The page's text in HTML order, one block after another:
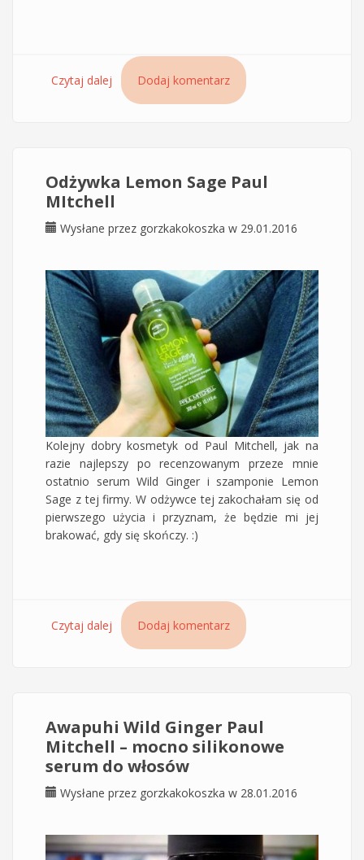
Czytaj dalej wpis Peeling do skóry głowy Paul Mitchell -
maska peelingująca Tea Tree Hair and Scalp
Dodaj komentarz
Odżywka Lemon Sage Paul
MItchell
Wysłane przez gorzkakokoszka w 29.01.2016
Kolejny dobry kosmetyk od Paul Mitchell, jak na
razie najlepszy po recenzowanym przeze mnie
ostatnio serum Wild Ginger i szamponie Lemon
Sage z tej firmy. W odżywce tej zakochałam się od
pierwszego użycia i przyznam, że będzie mi jej
brakować, gdy się skończy. :)
Czytaj dalej wpis Odżywka Lemon Sage Paul MItchell
Dodaj komentarz
Awapuhi Wild Ginger Paul
Mitchell – mocno silikonowe
serum do włosów
Wysłane przez gorzkakokoszka w 28.01.2016